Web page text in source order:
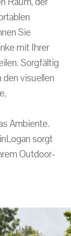
Sie
mit Ihrer
Sorgfältig
visuellen
Ambiente.
sorgt
Outdoor-